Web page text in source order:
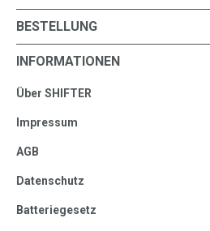
BESTELLUNG
INFORMATIONEN
Über SHIFTER
Impressum
AGB
Datenschutz
Batteriegesetz